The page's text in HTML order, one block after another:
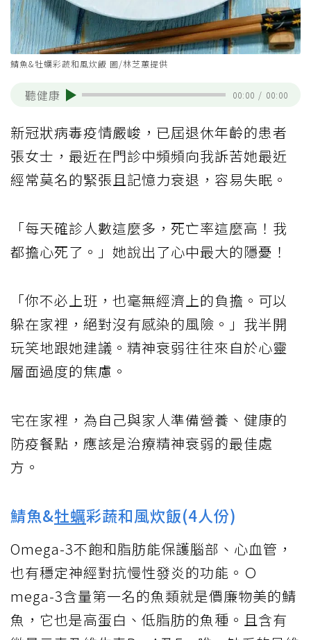
鯖魚&牡蠣彩蔬和風炊飯 圖/林芝蕙提供
聽健康 00:00 / 00:00
新冠狀病毒疫情嚴峻，已屆退休年齡的患者
張女士，最近在門診中頻頻向我訴苦她最近
經常莫名的緊張且記憶力衰退，容易失眠。
「每天確診人數這麼多，死亡率這麼高！我
都擔心死了。」她說出了心中最大的隱憂！
「你不必上班，也毫無經濟上的負擔。可以
躲在家裡，絕對沒有感染的風險。」我半開
玩笑地跟她建議。精神衰弱往往來自於心靈
層面過度的焦慮。
宅在家裡，為自己與家人準備營養、健康的
防疫餐點，應該是治療精神衰弱的最佳處
方。
鯖魚&牡蠣彩蔬和風炊飯(4人份)
Omega-3不飽和脂肪能保護腦部、心血管，
也有穩定神經對抗慢性發炎的功能。Ｏ
mega-3含量第一名的魚類就是價廉物美的鯖
魚，它也是高蛋白、低脂肪的魚種。且含有